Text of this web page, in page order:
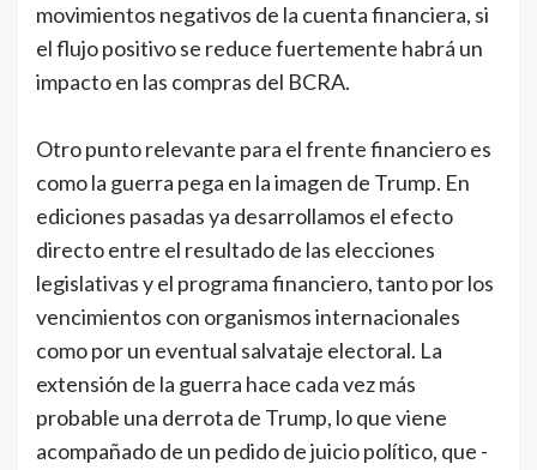
movimientos negativos de la cuenta financiera, si
el flujo positivo se reduce fuertemente habrá un
impacto en las compras del BCRA.
Otro punto relevante para el frente financiero es
como la guerra pega en la imagen de Trump. En
ediciones pasadas ya desarrollamos el efecto
directo entre el resultado de las elecciones
legislativas y el programa financiero, tanto por los
vencimientos con organismos internacionales
como por un eventual salvataje electoral. La
extensión de la guerra hace cada vez más
probable una derrota de Trump, lo que viene
acompañado de un pedido de juicio político, que -